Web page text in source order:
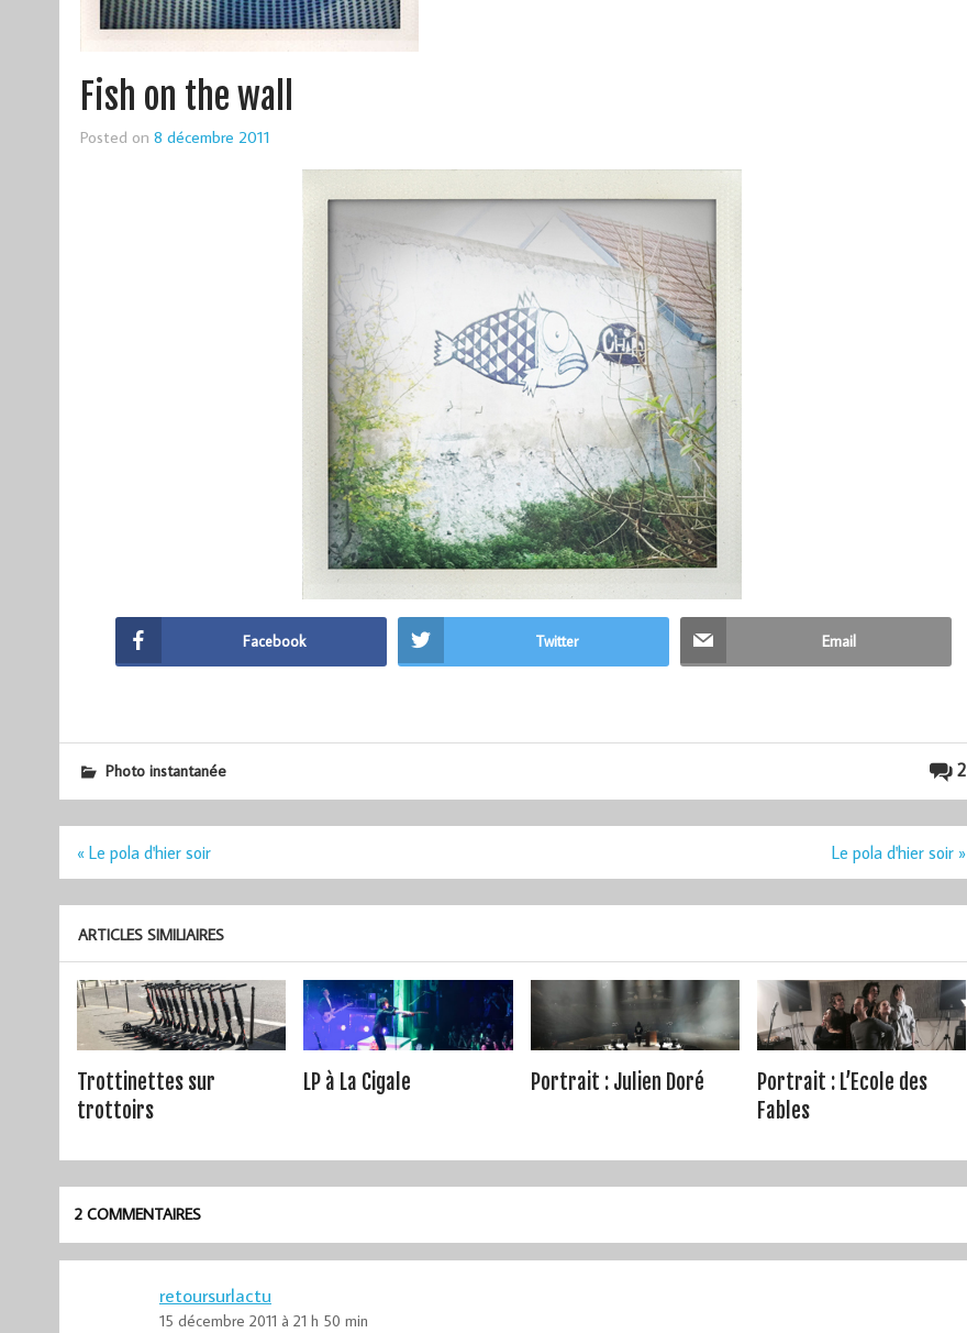
Fish on the wall
Posted on 8 décembre 2011
Facebook Twitter Email
2
Photo instantanée
Navigation
« Le pola d'hier soir Le pola d'hier soir »
ARTICLES SIMILIAIRES
Trottinettes sur
trottoirs
LP à La Cigale Portrait : Julien Doré
Portrait : L’Ecole des
Fables
2 COMMENTAIRES
retoursurlactu
15 décembre 2011 à 21 h 50 min